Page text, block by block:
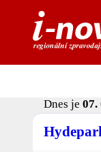
Dnes je 07.